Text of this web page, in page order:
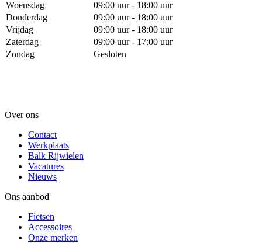
Woensdag
09:00 uur - 18:00 uur
Donderdag
09:00 uur - 18:00 uur
Vrijdag
09:00 uur - 18:00 uur
Zaterdag
09:00 uur - 17:00 uur
Zondag
Gesloten
Over ons
Contact
Werkplaats
Balk Rijwielen
Vacatures
Nieuws
Ons aanbod
Fietsen
Accessoires
Onze merken